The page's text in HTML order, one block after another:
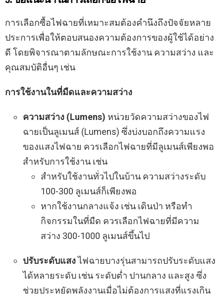
การเลือกซื้อไฟฉายที่เหมาะสมต้องคำนึงถึงปัจจัยหลาย
ประการเพื่อให้ตอบสนองความต้องการของผู้ใช้ได้อย่าง
ดี โดยพิจารณาตามลักษณะการใช้งาน ความสว่าง และ
คุณสมบัติอื่นๆ เช่น
การใช้งานในที่มืดและความสว่าง
ความสว่าง (Lumens) หน่วยวัดความสว่างของไฟ
ฉายเป็นลูเมนส์ (Lumens) ซึ่งบ่งบอกถึงความแรง
ของแสงไฟฉาย ควรเลือกไฟฉายที่มีลูเมนส์เพียงพอ
สำหรับการใช้งาน เช่น
สำหรับใช้งานทั่วไปในบ้าน ความสว่างระดับ
100-300 ลูเมนส์ก็เพียงพอ
หากใช้งานกลางแจ้ง เช่น เดินป่า หรือทำ
กิจกรรมในที่มืด ควรเลือกไฟฉายที่มีความ
สว่าง 300-1000 ลูเมนส์ขึ้นไป
ปรับระดับแสงไฟฉายบางรุ่นสามารถปรับระดับแสง
ได้หลายระดับ เช่น ระดับต่ำ ปานกลาง และสูง ซึ่ง
ช่วยประหยัดพลังงานเมื่อไม่ต้องการแสงที่แรงเกิน